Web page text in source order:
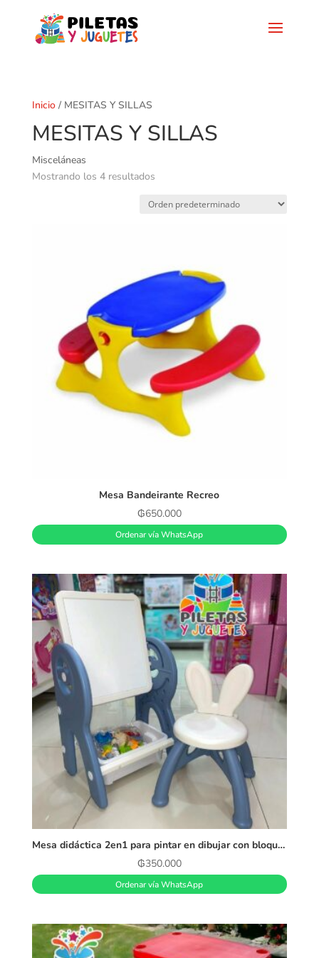
Inicio/ MESITAS Y SILLAS
MESITAS Y SILLAS
Misceláneas
Mostrando los 4 resultados
Mesa Bandeirante Recreo
₲650.000
Ordenar vía WhatsApp
Mesa didáctica 2en1 para pintar en dibujar con bloques
₲350.000
Ordenar vía WhatsApp